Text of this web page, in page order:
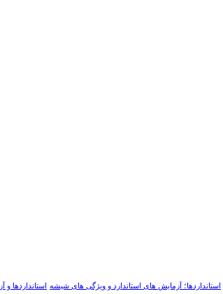
استانداردها؛ آزمایش های استاندارد و ویژگی های شیشه استانداردها